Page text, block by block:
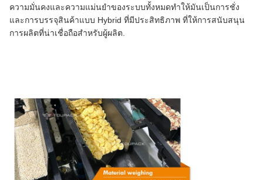
ความมั่นคงและความแม่นยําของระบบทั้งหมดทําให้มันเป็นการชั่ง
และการบรรจุสินค้าแบบ Hybrid ที่มีประสิทธิภาพ ที่ให้การสนับสนุน
การผลิตที่น่าเชื่อถือสําหรับผู้ผลิต.